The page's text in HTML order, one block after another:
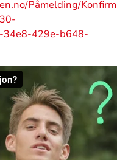
Påmelding/
34e8-429e-b648-